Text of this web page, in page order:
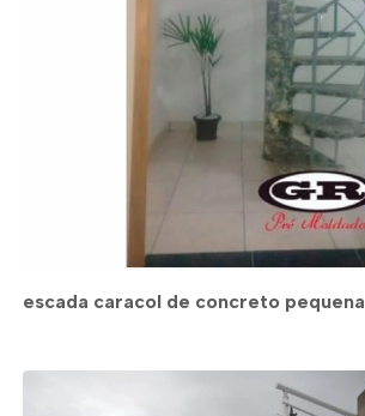
escada caracol de concreto pequena